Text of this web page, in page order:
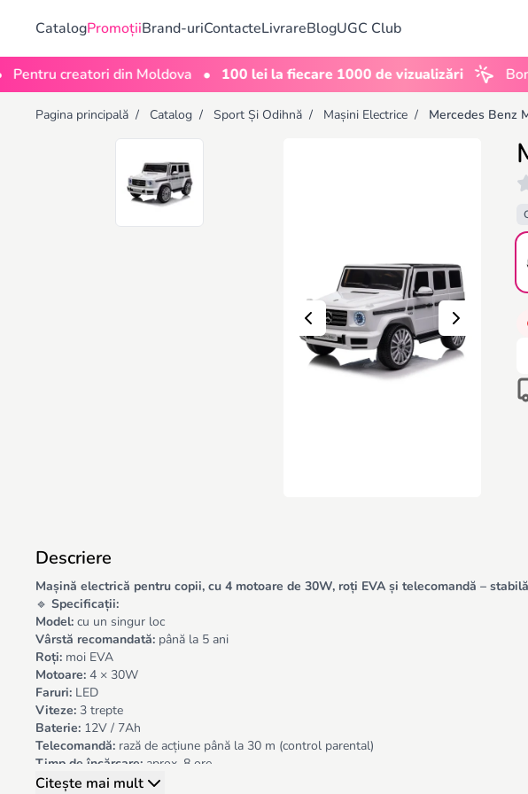
CatalogPromoțiiBrand-uriContacteLivrareBlogUGC Club
creatori din Moldova • 100 lei la fiecare 1000 de vizualizări Bonusul
Pagina principală / Catalog / Sport Și Odihnă / Mașini Electrice / Mercedes Benz
Descriere
Mașină electrică pentru copii, cu 4 motoare de 30W, roți EVA și telecomandă –
🔹 Specificații:
Model: cu un singur loc
Vârstă recomandată: până la 5 ani
Roți: moi EVA
Motoare: 4 × 30W
Faruri: LED
Viteze: 3 trepte
Baterie: 12V / 7Ah
Telecomandă: rază de acțiune până la 30 m (control parental)
Timp de încărcare: aprox. 8 ore
Autonomie:60 – 90 min
Citește mai mult